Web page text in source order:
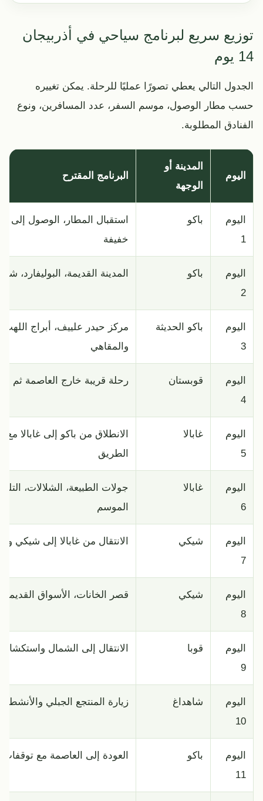
توزيع سريع لبرنامج سياحي في أذربيجان
14 يوم
الجدول التالي يعطي تصورًا عمليًا للرحلة. يمكن تغييره
حسب مطار الوصول، موسم السفر، عدد المسافرين، ونوع
الفنادق المطلوبة.
اليوم
المدينة أو
الوجهة
البرنامج المقترح
اليوم
1
باكو
استقبال المطار، الوصول إلى
خفيفة
اليوم
2
باكو المدينة القديمة، البوليفارد،
اليوم
3
باكو الحديثة
مركز حيدر علييف، أبراج
والمقاهي
اليوم
4
قوبستان رحلة قريبة خارج العاصمة ثم
اليوم
5
غابالا
الانطلاق من باكو إلى غابالا
الطريق
اليوم
6
غابالا
جولات الطبيعة، الشلالات،
الموسم
اليوم
7
شيكي الانتقال من غابالا إلى شيكي
اليوم
8
شيكي قصر الخانات، الأسواق القديمة،
اليوم
9
قوبا الانتقال إلى الشمال واستكشاف
اليوم
10
شاهداغ زيارة المنتجع الجبلي والأنشطة
اليوم
11
باكو العودة إلى العاصمة مع